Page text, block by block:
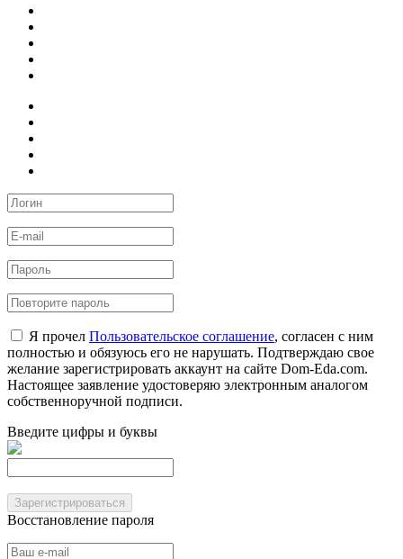
Я прочел Пользовательское соглашение, согласен с ним
полностью и обязуюсь его не нарушать. Подтверждаю свое
желание зарегистрировать аккаунт на сайте Dom-Eda.com.
Настоящее заявление удостоверяю электронным аналогом
собственноручной подписи.
Введите цифры и буквы
Зарегистрироваться
Восстановление пароля